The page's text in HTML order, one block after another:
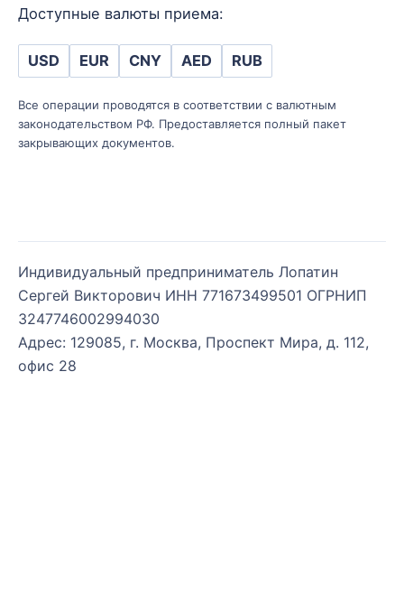
Доступные валюты приема:
USD EUR CNY AED RUB
Все операции проводятся в соответствии с валютным
законодательством РФ. Предоставляется полный пакет
закрывающих документов.
Индивидуальный предприниматель Лопатин
Сергей Викторович ИНН 771673499501 ОГРНИП
3247746002994030
Адрес: 129085, г. Москва, Проспект Мира, д. 112,
офис 28